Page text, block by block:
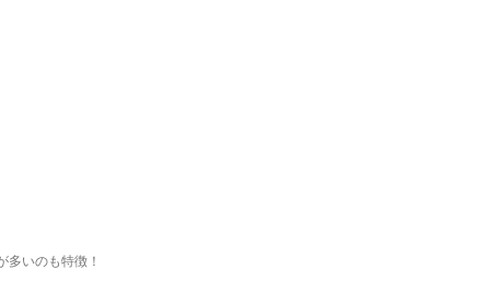
いのも特徴！